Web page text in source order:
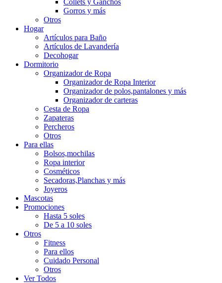
Gorros y más
Otros
Hogar
Artículos para Baño
Artículos de Lavandería
Decohogar
Dormitorio
Organizador de Ropa
Organizador de Ropa Interior
Organizador de polos,pantalones y más
Organizador de carteras
Cesta de Ropa
Zapateras
Percheros
Otros
Para ellas
Bolsos,mochilas
Ropa interior
Cosméticos
Secadoras,Planchas y más
Joyeros
Mascotas
Promociones
Hasta 5 soles
De 5 a 10 soles
Otros
Fitness
Para ellos
Cuidado Personal
Otros
Ver Todos